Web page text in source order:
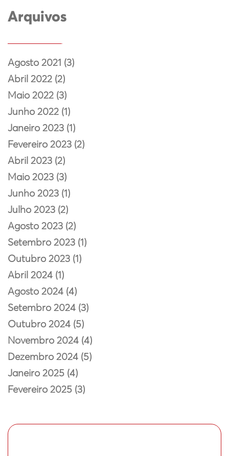
Arquivos
Agosto 2021 (3)
Abril 2022 (2)
Maio 2022 (3)
Junho 2022 (1)
Janeiro 2023 (1)
Fevereiro 2023 (2)
Abril 2023 (2)
Maio 2023 (3)
Junho 2023 (1)
Julho 2023 (2)
Agosto 2023 (2)
Setembro 2023 (1)
Outubro 2023 (1)
Abril 2024 (1)
Agosto 2024 (4)
Setembro 2024 (3)
Outubro 2024 (5)
Novembro 2024 (4)
Dezembro 2024 (5)
Janeiro 2025 (4)
Fevereiro 2025 (3)